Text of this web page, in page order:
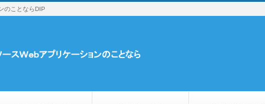
のことならDIP